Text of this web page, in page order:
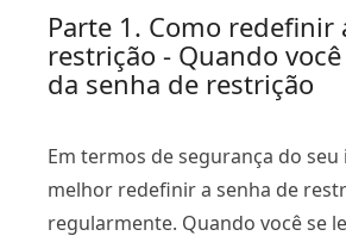
Parte 1. Como redefinir
restrição - Quando
da senha de restrição
Em termos de segurança do seu
melhor redefinir a senha de
regularmente. Quando você se